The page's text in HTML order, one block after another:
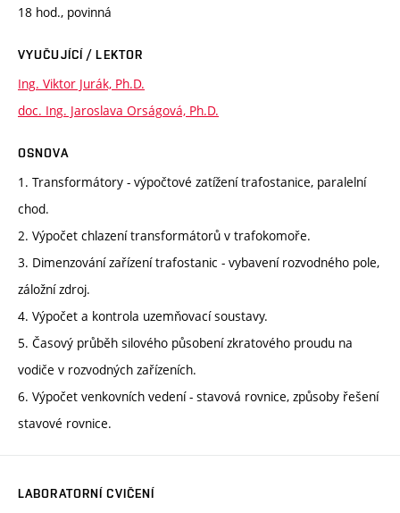
18 hod., povinná
VYUČUJÍCÍ / LEKTOR
Ing. Viktor Jurák, Ph.D.
doc. Ing. Jaroslava Orságová, Ph.D.
OSNOVA
1. Transformátory - výpočtové zatížení trafostanice, paralelní
chod.
2. Výpočet chlazení transformátorů v trafokomoře.
3. Dimenzování zařízení trafostanic - vybavení rozvodného pole,
záložní zdroj.
4. Výpočet a kontrola uzemňovací soustavy.
5. Časový průběh silového působení zkratového proudu na
vodiče v rozvodných zařízeních.
6. Výpočet venkovních vedení - stavová rovnice, způsoby řešení
stavové rovnice.
LABORATORNÍ CVIČENÍ